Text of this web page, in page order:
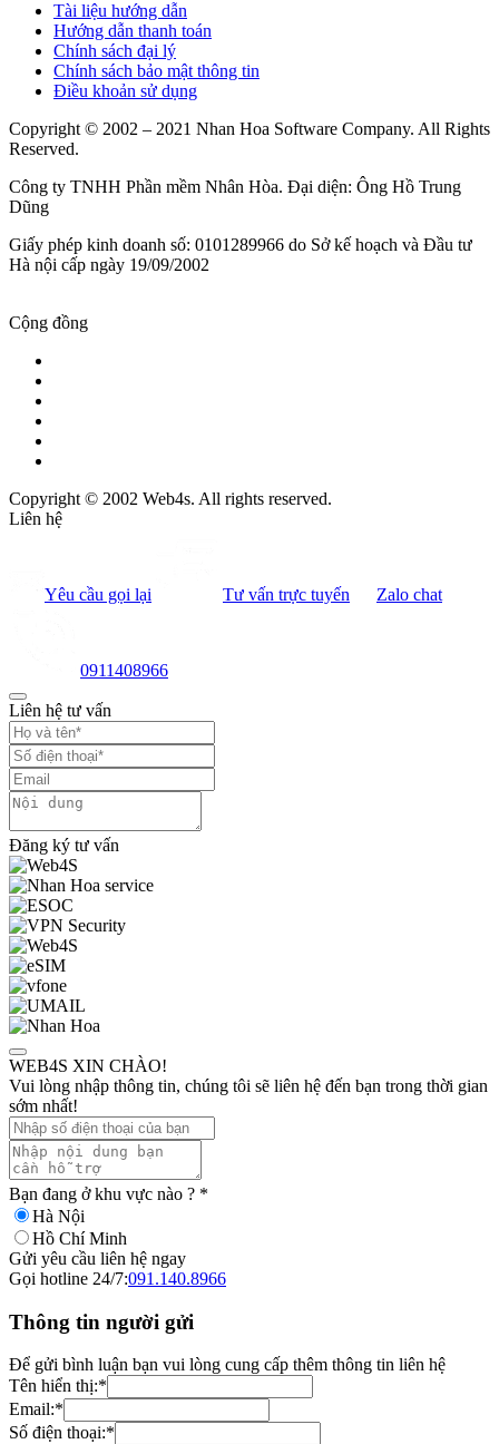
Tài liệu hướng dẫn
Hướng dẫn thanh toán
Chính sách đại lý
Chính sách bảo mật thông tin
Điều khoản sử dụng
Copyright © 2002 – 2021 Nhan Hoa Software Company. All Rights
Reserved.
Công ty TNHH Phần mềm Nhân Hòa. Đại diện: Ông Hồ Trung
Dũng
Giấy phép kinh doanh số: 0101289966 do Sở kế hoạch và Đầu tư
Hà nội cấp ngày 19/09/2002
Cộng đồng
Copyright © 2002 Web4s. All rights reserved.
Liên hệ
Yêu cầu gọi lại Tư vấn trực tuyến Zalo chat
0911408966
Liên hệ tư vấn
Đăng ký tư vấn
WEB4S XIN CHÀO!
Vui lòng nhập thông tin, chúng tôi sẽ liên hệ đến bạn trong thời gian
sớm nhất!
Bạn đang ở khu vực nào ? *
Hà Nội
Hồ Chí Minh
Gửi yêu cầu liên hệ ngay
Gọi hotline 24/7:091.140.8966
Thông tin người gửi
Để gửi bình luận bạn vui lòng cung cấp thêm thông tin liên hệ
Tên hiển thị:*
Email:*
Số điện thoại:*